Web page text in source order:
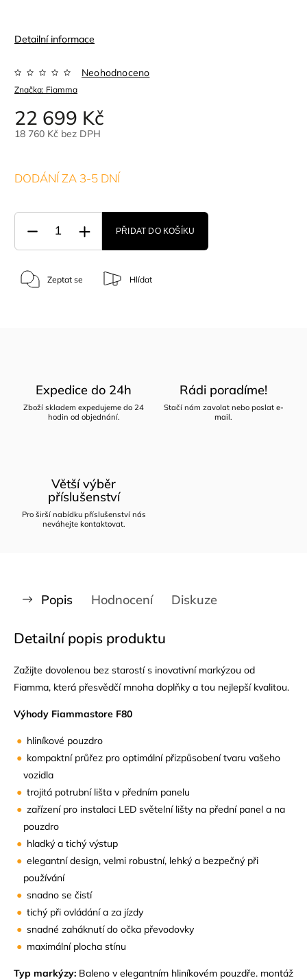
Detailní informace
Značka: Fiamma
Neohodnoceno
22 699 Kč
18 760 Kč bez DPH
DODÁNÍ ZA 3-5 DNÍ
PŘIDAT DO KOŠÍKU
Zeptat se Hlídat
Expedice do 24h
Zboží skladem expedujeme do 24
hodin od objednání.
Rádi poradíme!
Stačí nám zavolat nebo poslat e-
mail.
Větší výběr
příslušenství
Pro širší nabídku příslušenství nás
neváhejte kontaktovat.
Popis Hodnocení Diskuze
Detailní popis produktu
Zažijte dovolenou bez starostí s inovativní markýzou od
Fiamma, která přesvědčí mnoha doplňky a tou nejlepší kvalitou.
Výhody Fiammastore F80
hliníkové pouzdro
kompaktní průřez pro optimální přizpůsobení tvaru vašeho
vozidla
trojitá potrubní lišta v předním panelu
zařízení pro instalaci LED světelní lišty na přední panel a na
pouzdro
hladký a tichý výstup
elegantní design, velmi robustní, lehký a bezpečný při
používání
snadno se čistí
tichý při ovládání a za jízdy
snadné zaháknutí do očka převodovky
maximální plocha stínu
Typ markýzy: Baleno v elegantním hliníkovém pouzdře. montáž